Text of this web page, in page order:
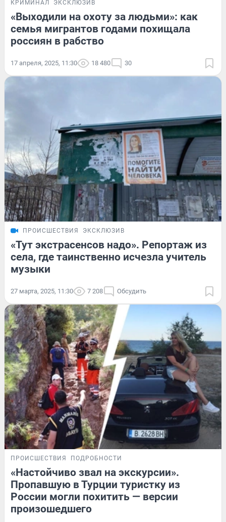
КРИМИНАЛ ЭКСКЛЮЗИВ
«Выходили на охоту за людьми»: как
семья мигрантов годами похищала
россиян в рабство
17 апреля, 2025, 11:30 18 480 30
ПРОИСШЕСТВИЯ ЭКСКЛЮЗИВ
«Тут экстрасенсов надо». Репортаж из
села, где таинственно исчезла учитель
музыки
27 марта, 2025, 11:30 7 208 Обсудить
ПРОИСШЕСТВИЯ ПОДРОБНОСТИ
«Настойчиво звал на экскурсии».
Пропавшую в Турции туристку из
России могли похитить — версии
произошедшего